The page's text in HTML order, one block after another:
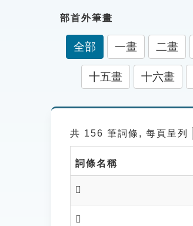
部首外筆畫
全部 一畫 二畫
十五畫 十六畫
共 156 筆詞條, 每頁呈列
詞條名稱
𧴇
𧴆